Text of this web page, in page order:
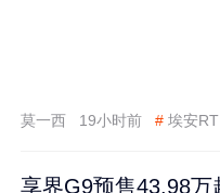
莫一西 19小时前 # 埃安RT
享界G9预售43.98